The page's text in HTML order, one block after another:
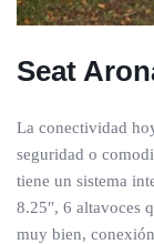
Seat
La conectividad
seguridad o
tiene un sistema
8.25″, 6 altavoces
muy bien,